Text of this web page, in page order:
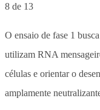
8 de 13
O ensaio de fase 1
utilizam RNA
células e orientar o
amplamente